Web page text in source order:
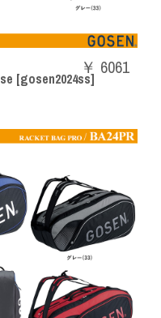
[gosen2024ss]
￥ 6061